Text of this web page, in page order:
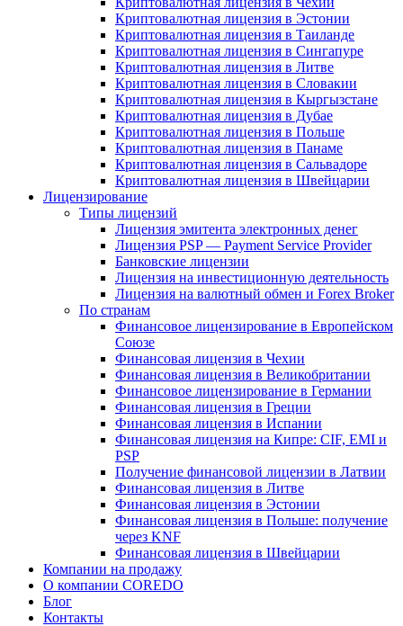
Криптовалютная лицензия в Эстонии
Криптовалютная лицензия в Таиланде
Криптовалютная лицензия в Сингапуре
Криптовалютная лицензия в Литве
Криптовалютная лицензия в Словакии
Криптовалютная лицензия в Кыргызстане
Криптовалютная лицензия в Дубае
Криптовалютная лицензия в Польше
Криптовалютная лицензия в Панаме
Криптовалютная лицензия в Сальвадоре
Криптовалютная лицензия в Швейцарии
Лицензирование
Типы лицензий
Лицензия эмитента электронных денег
Лицензия PSP — Payment Service Provider
Банковские лицензии
Лицензия на инвестиционную деятельность
Лицензия на валютный обмен и Forex Broker
По странам
Финансовое лицензирование в Европейском
Союзе
Финансовая лицензия в Чехии
Финансовая лицензия в Великобритании
Финансовое лицензирование в Германии
Финансовая лицензия в Греции
Финансовая лицензия в Испании
Финансовая лицензия на Кипре: CIF, EMI и
PSP
Получение финансовой лицензии в Латвии
Финансовая лицензия в Литве
Финансовая лицензия в Эстонии
Финансовая лицензия в Польше: получение
через KNF
Финансовая лицензия в Швейцарии
Компании на продажу
О компании COREDO
Блог
Контакты